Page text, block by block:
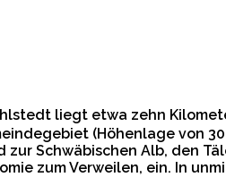
liegt etwa zehn
(Höhenlage von
Schwäbischen Alb, den
zum Verweilen, ein. In